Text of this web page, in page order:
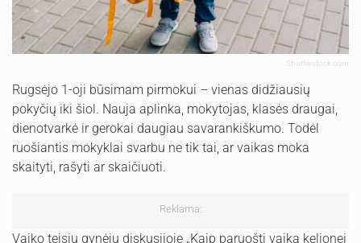
Shutterstock.com
Rugsėjo 1-oji būsimam pirmokui – vienas didžiausių
pokyčių iki šiol. Nauja aplinka, mokytojas, klasės draugai,
dienotvarkė ir gerokai daugiau savarankiškumo. Todėl
ruošiantis mokyklai svarbu ne tik tai, ar vaikas moka
skaityti, rašyti ar skaičiuoti.
Reklama:
Vaiko teisių gynėjų diskusijoje „Kaip paruošti vaiką kelionei